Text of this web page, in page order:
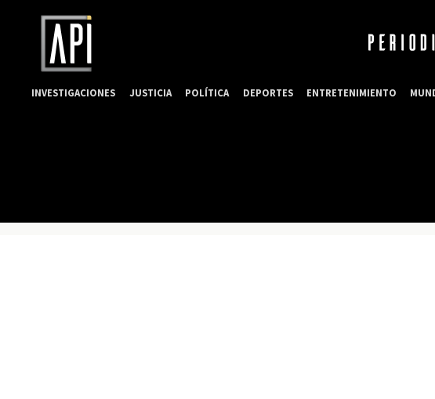
INVESTIGACIONES JUSTICIA POLÍTICA DEPORTES ENTRETENIMIENTO